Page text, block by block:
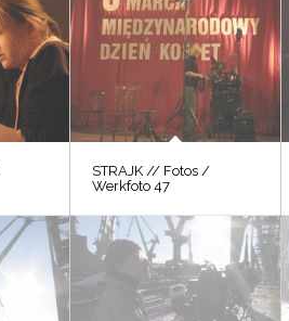
STRAJK // Fotos /
Werkfoto 47